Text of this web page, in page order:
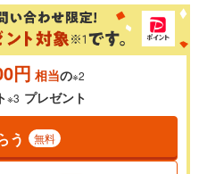
％
円 相当の※2
※3 プレゼント
う 無料